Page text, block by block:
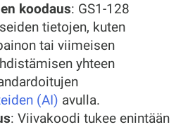
koodaus: GS1-128
tietojen, kuten
tai viimeisen
yhteen
(AI) avulla.
: Viivakoodi tukee enintään